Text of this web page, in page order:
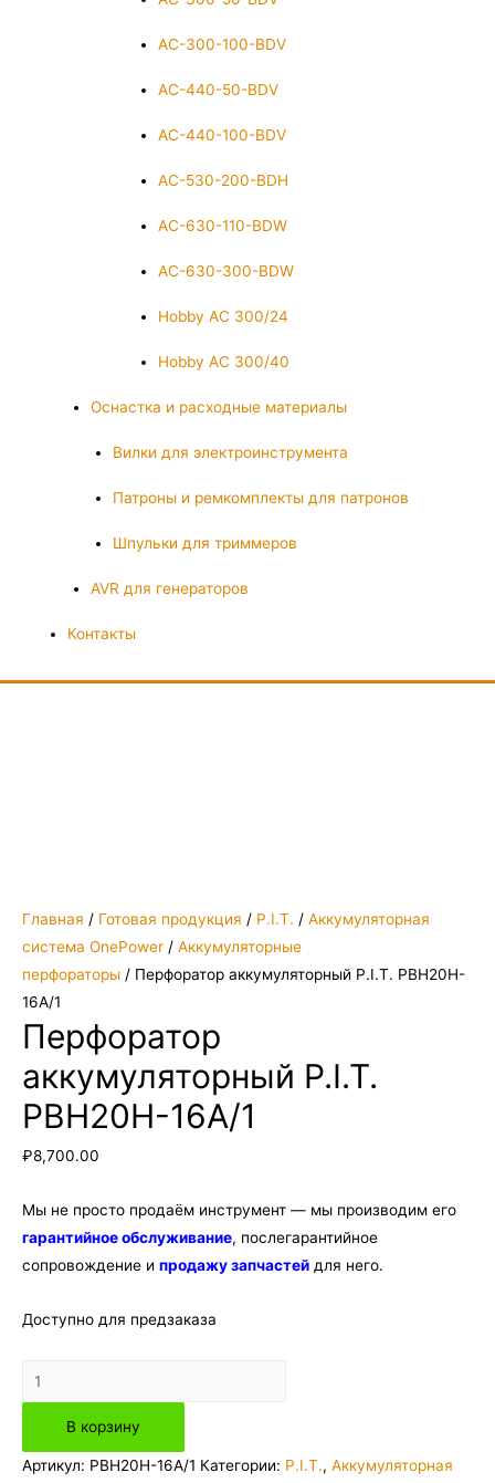
AC-300-100-BDV
AC-440-50-BDV
AC-440-100-BDV
AC-530-200-BDH
AC-630-110-BDW
AC-630-300-BDW
Hobby AC 300/24
Hobby AC 300/40
Оснастка и расходные материалы
Вилки для электроинструмента
Патроны и ремкомплекты для патронов
Шпульки для триммеров
AVR для генераторов
Контакты
Главная / Готовая продукция / P.I.T. / Аккумуляторная
система OnePower / Аккумуляторные
перфораторы / Перфоратор аккумуляторный P.I.T. PBH20H-
16A/1
Перфоратор
аккумуляторный P.I.T.
PBH20H-16A/1
₽8,700.00
Мы не просто продаём инструмент — мы производим его
гарантийное обслуживание, послегарантийное
сопровождение и продажу запчастей для него.
Доступно для предзаказа
Количество
товара
Перфоратор
аккумуляторный
В корзину
Артикул: PBH20H-16A/1 Категории: P.I.T., Аккумуляторная